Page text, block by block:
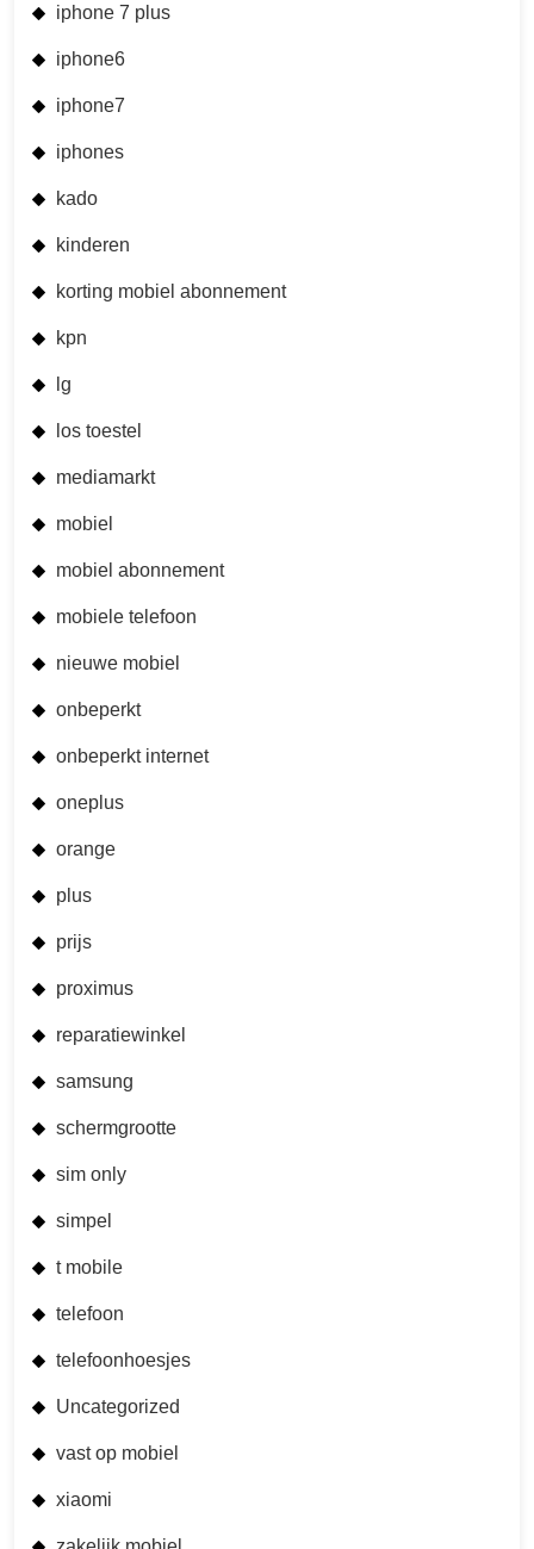
iphone 7 plus
iphone6
iphone7
iphones
kado
kinderen
korting mobiel abonnement
kpn
lg
los toestel
mediamarkt
mobiel
mobiel abonnement
mobiele telefoon
nieuwe mobiel
onbeperkt
onbeperkt internet
oneplus
orange
plus
prijs
proximus
reparatiewinkel
samsung
schermgrootte
sim only
simpel
t mobile
telefoon
telefoonhoesjes
Uncategorized
vast op mobiel
xiaomi